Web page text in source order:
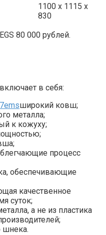
1100 х 1115 х
830
80 000 рублей.
в себя:
широкий ковш;
металла;
к кожуху;
процесс
обеспечивающие
качественное
суток;
а не из пластика
шнека.